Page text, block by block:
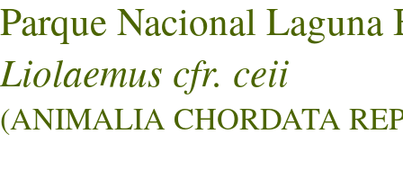
Parque Nacional Laguna
Liolaemus cfr. ceii
(ANIMALIA CHORDATA